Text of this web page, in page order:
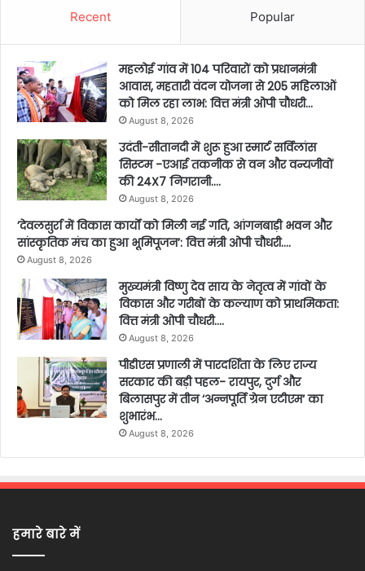
Recent Popular
महलोई गांव में 104 परिवारों को प्रधानमंत्री
आवास, महतारी वंदन योजना से 205 महिलाओं
को मिल रहा लाभ: वित्त मंत्री ओपी चौधरी…
August 8, 2026
उदंती-सीतानदी में शुरू हुआ स्मार्ट सर्विलांस
सिस्टम -एआई तकनीक से वन और वन्यजीवों
की 24X7 निगरानी….
August 8, 2026
’देवलसुर्रा में विकास कार्यों को मिली नई गति, आंगनबाड़ी भवन और
सांस्कृतिक मंच का हुआ भूमिपूजन’: वित्त मंत्री ओपी चौधरी….
August 8, 2026
मुख्यमंत्री विष्णु देव साय के नेतृत्व में गांवों के
विकास और गरीबों के कल्याण को प्राथमिकता:
वित्त मंत्री ओपी चौधरी….
August 8, 2026
पीडीएस प्रणाली में पारदर्शिता के लिए राज्य
सरकार की बड़ी पहल- रायपुर, दुर्ग और
बिलासपुर में तीन ‘अन्नपूर्ति ग्रेन एटीएम‘ का
शुभारंभ…
August 8, 2026
हमारे बारे में